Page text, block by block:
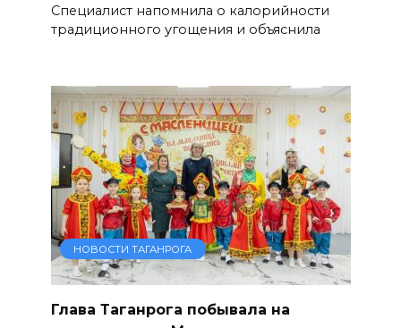
Специалист напомнила о калорийности
традиционного угощения и объяснила
НОВОСТИ ТАГАНРОГА
Глава Таганрога побывала на